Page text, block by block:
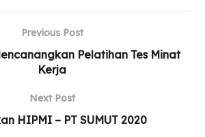
Indah Medan Resmi Diserahkan
Muhammadiyah
Aksi Nyata
Previous Post
Pelatihan Tes Minat
Kerja
Next Post
HIPMI – PT SUMUT 2020